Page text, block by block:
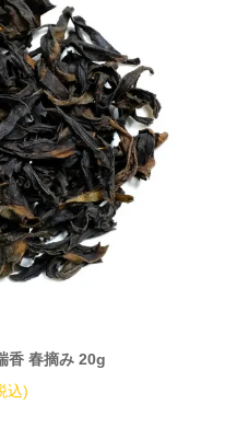
香 春摘み 20g
込)